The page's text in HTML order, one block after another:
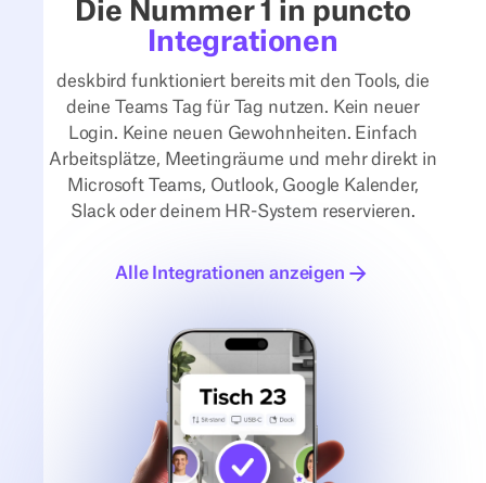
Die Nummer 1 in puncto
Integrationen
deskbird funktioniert bereits mit den Tools, die
deine Teams Tag für Tag nutzen. Kein neuer
Login. Keine neuen Gewohnheiten. Einfach
Arbeitsplätze, Meetingräume und mehr direkt in
Microsoft Teams, Outlook, Google Kalender,
Slack oder deinem HR-System reservieren.
Alle Integrationen anzeigen
Alle Integrationen anzeigen